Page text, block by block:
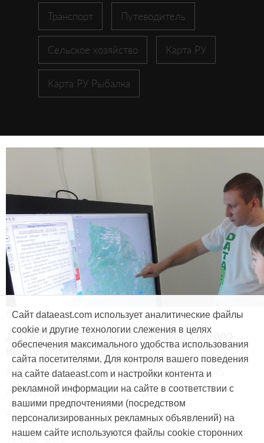
Транспорт Путеводитель
Сельское хозяйство Карта РУ
Карта РУ Рыбалка
Продукты и услуги
Дата Ист разработала интерактивную
карту для краеведов
#CarryMap #Интерактивная карта #ArcGIS
#Природа #Дети #География
#Мобильная карта #Веб-приложение
Сайт dataeast.com использует аналитические файлы
cookie и другие технологии слежения в целях
обеспечения максимального удобства использования
сайта посетителями. Для контроля вашего поведения
на сайте dataeast.com и настройки контента и
рекламной информации на сайте в соответствии с
вашими предпочтениями (посредством
персонализированных рекламных объявлений) на
нашем сайте используются файлы cookie сторонних